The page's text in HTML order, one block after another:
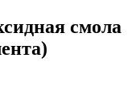
смола